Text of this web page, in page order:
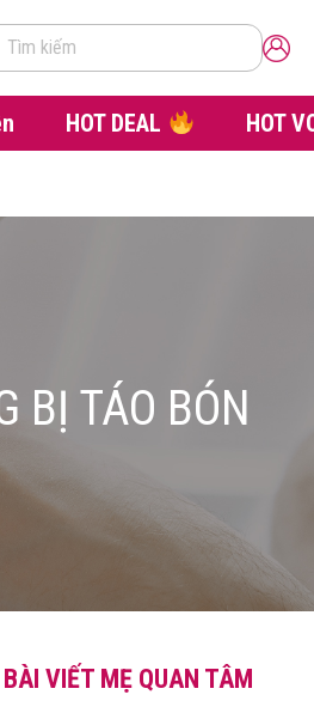
Tìm kiếm
HOT DEAL HOT
BỊ TÁO BÓN
BÀI VIẾT MẸ QUAN TÂM